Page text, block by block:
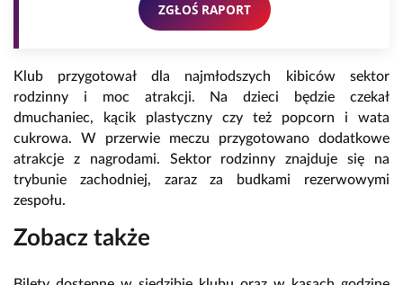
ZGŁOŚ RAPORT
Klub przygotował dla najmłodszych kibiców sektor
rodzinny i moc atrakcji. Na dzieci będzie czekał
dmuchaniec, kącik plastyczny czy też popcorn i wata
cukrowa. W przerwie meczu przygotowano dodatkowe
atrakcje z nagrodami. Sektor rodzinny znajduje się na
trybunie zachodniej, zaraz za budkami rezerwowymi
zespołu.
Zobacz także